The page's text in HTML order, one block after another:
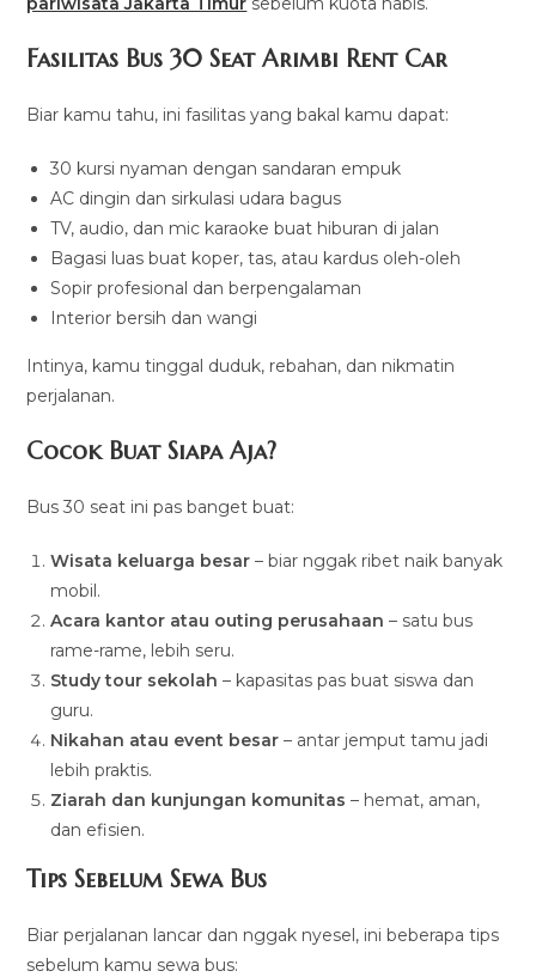
Fasilitas Bus 30 Seat Arimbi Rent Car
Biar kamu tahu, ini fasilitas yang bakal kamu dapat:
30 kursi nyaman dengan sandaran empuk
AC dingin dan sirkulasi udara bagus
TV, audio, dan mic karaoke buat hiburan di jalan
Bagasi luas buat koper, tas, atau kardus oleh-oleh
Sopir profesional dan berpengalaman
Interior bersih dan wangi
Intinya, kamu tinggal duduk, rebahan, dan nikmatin
perjalanan.
Cocok Buat Siapa Aja?
Bus 30 seat ini pas banget buat:
Wisata keluarga besar – biar nggak ribet naik banyak
mobil.
Acara kantor atau outing perusahaan – satu bus
rame-rame, lebih seru.
Study tour sekolah – kapasitas pas buat siswa dan
guru.
Nikahan atau event besar – antar jemput tamu jadi
lebih praktis.
Ziarah dan kunjungan komunitas – hemat, aman,
dan efisien.
Tips Sebelum Sewa Bus
Biar perjalanan lancar dan nggak nyesel, ini beberapa tips
sebelum kamu sewa bus: